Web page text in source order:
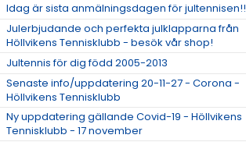
Idag är sista anmälningsdagen för jultennisen!!
Julerbjudande och perfekta julklapparna från
Höllvikens Tennisklubb - besök vår shop!
Jultennis för dig född 2005-2013
Senaste info/uppdatering 20-11-27 - Corona -
Höllvikens Tennisklubb
Ny uppdatering gällande Covid-19 - Höllvikens
Tennisklubb - 17 november